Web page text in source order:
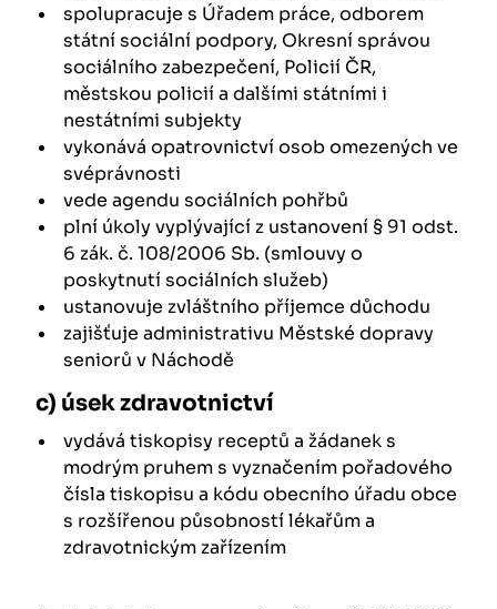
spolupracuje s Úřadem práce, odborem
státní sociální podpory, Okresní správou
sociálního zabezpečení, Policií ČR,
městskou policií a dalšími státními i
nestátními subjekty
vykonává opatrovnictví osob omezených ve
svéprávnosti
vede agendu sociálních pohřbů
plní úkoly vyplývající z ustanovení § 91 odst.
6 zák. č. 108/2006 Sb. (smlouvy o
poskytnutí sociálních služeb)
ustanovuje zvláštního příjemce důchodu
zajišťuje administrativu Městské dopravy
seniorů v Náchodě
c) úsek zdravotnictví
vydává tiskopisy receptů a žádanek s
modrým pruhem s vyznačením pořadového
čísla tiskopisu a kódu obecního úřadu obce
s rozšířenou působností lékařům a
zdravotnickým zařízením